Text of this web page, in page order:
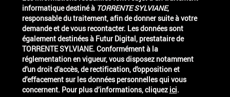
informatique destiné à
TORRENTE SYLVIANE,
responsable du traitement, afin de donner suite à votre
demande et de vous recontacter. Les données sont
également destinées à Futur Digital, prestataire de
TORRENTE SYLVIANE. Conformément à la
réglementation en vigueur, vous disposez notamment
d'un droit d'accès, de rectification, d'opposition et
d'effacement sur les données personnelles qui vous
concernent. Pour plus d’informations, cliquez ici.